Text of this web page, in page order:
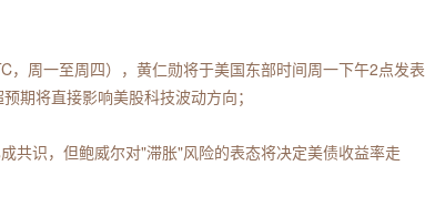
，周一至周四），黄仁勋将于美国东部时间周一下午2点发表
期将直接影响美股科技波动方向；
共识，但鲍威尔对"滞胀"风险的表态将决定美债收益率走